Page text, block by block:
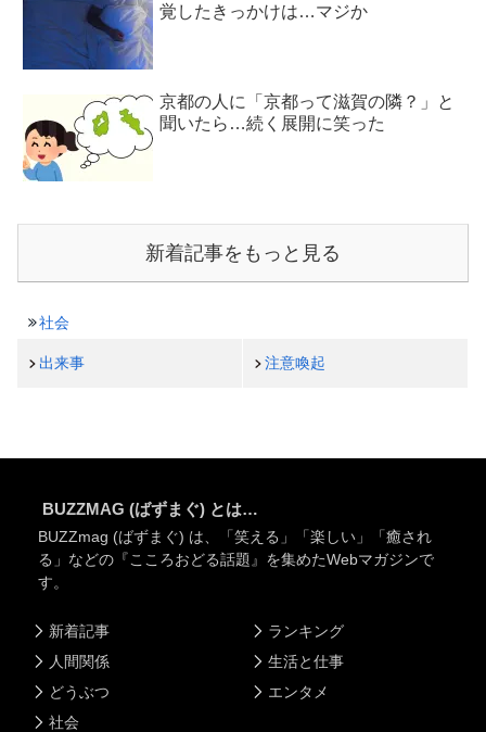
覚したきっかけは…マジか
京都の人に「京都って滋賀の隣？」と
聞いたら…続く展開に笑った
新着記事をもっと見る
社会
出来事 注意喚起
BUZZMAG (ばずまぐ) とは…
BUZZmag (ばずまぐ) は、「笑える」「楽しい」「癒され
る」などの『こころおどる話題』を集めたWebマガジンで
す。
新着記事
人間関係
どうぶつ
社会
ランキング
生活と仕事
エンタメ